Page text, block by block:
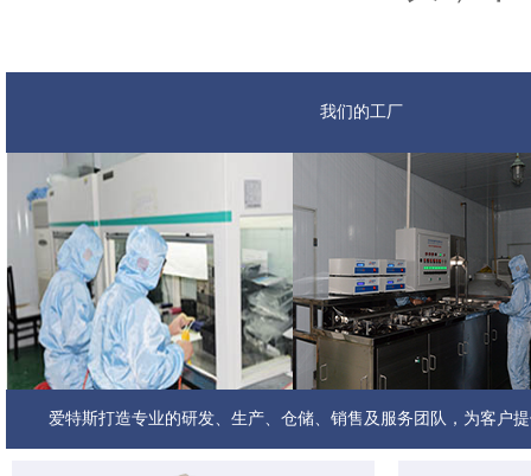
我们的工厂
爱特斯打造专业的研发、生产、仓储、销售及服务团队，为客户